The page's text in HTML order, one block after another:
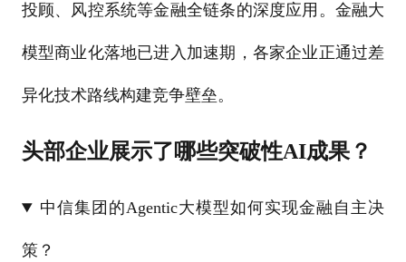
投顾、风控系统等金融全链条的深度应用。金融大
模型商业化落地已进入加速期，各家企业正通过差
异化技术路线构建竞争壁垒。
头部企业展示了哪些突破性AI成果？
中信集团的Agentic大模型如何实现金融自主决
策？